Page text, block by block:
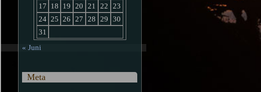
17
18 19 20 21 22
23
24 25 26 27 28 29
30
31
« Juni
Meta